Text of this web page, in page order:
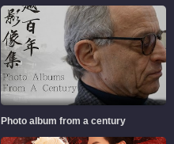
Photo album from a century